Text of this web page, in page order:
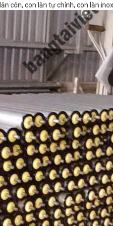
côn, con lăn tự chỉnh, con lăn